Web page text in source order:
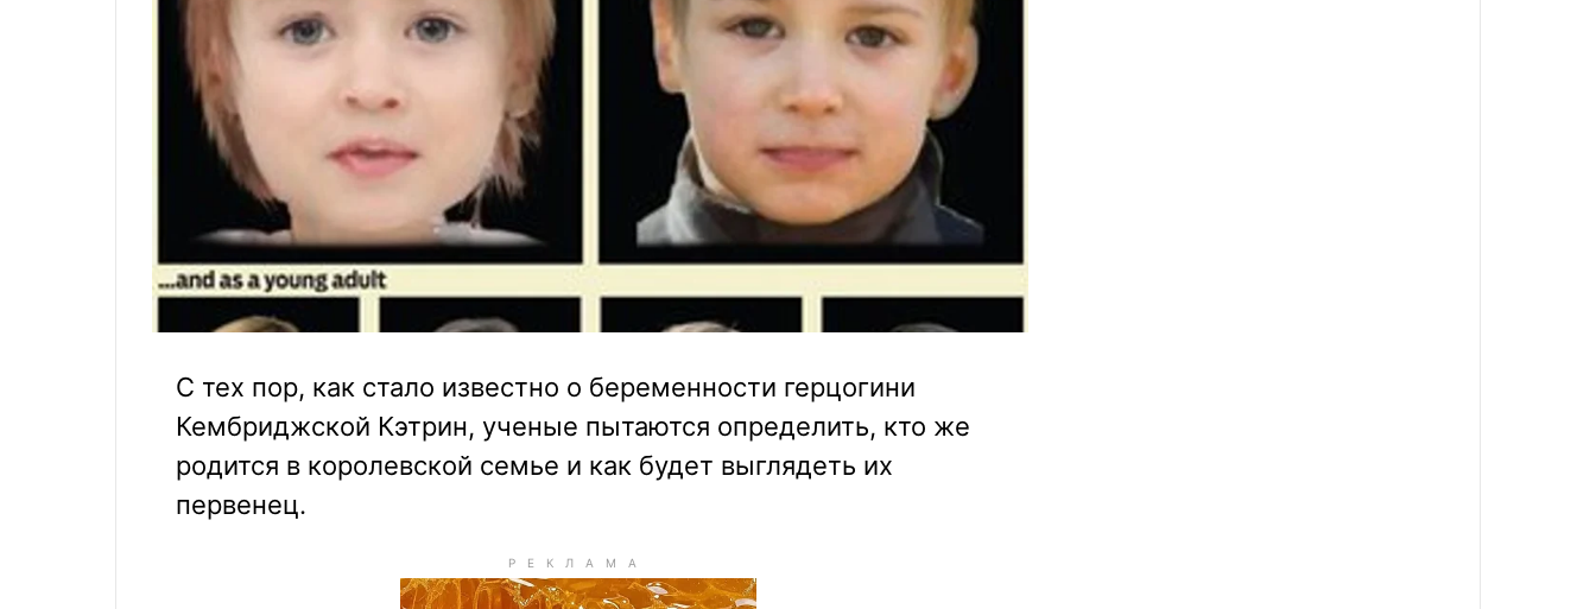
С тех пор, как стало известно о беременности герцогини
Кембриджской Кэтрин, ученые пытаются определить, кто же
родится в королевской семье и как будет выглядеть их
первенец.